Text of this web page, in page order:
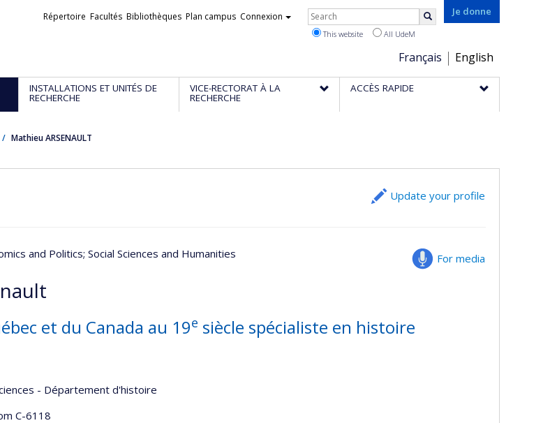
Je donne
Choix
de
la
Français English
Liens
Répertoire Facultés Bibliothèques Plan campus Connexion Rechercher
This website All UdeM
INSTALLATIONS ET UNITÉS DE
RECHERCHE
VICE-RECTORAT À LA
RECHERCHE
ACCÈS RAPIDE
Mathieu ARSENAULT
Update your profile
For media
and Politics; Social Sciences and Humanities
et du Canada au 19e siècle spécialiste en histoire
- Département d'histoire
C-6118